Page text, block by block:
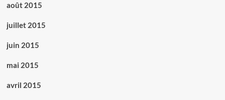
août 2015
juillet 2015
juin 2015
mai 2015
avril 2015